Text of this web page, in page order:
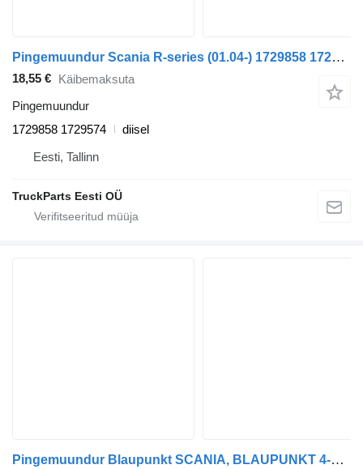
Pingemuundur Scania R-series (01.04-) 1729858 1729574 tüübi jaoks sadulveoki Scania P,G,R,T-series (2004-2017)
18,55 € Käibemaksuta
Pingemuundur
1729858 1729574
diisel
Eesti, Tallinn
TruckParts Eesti OÜ
Pingemuundur Blaupunkt SCANIA, BLAUPUNKT 4-series 124 (01.95-12.04) BP5304V 8558089 tüübi jaoks sadulveoki Scania 4-series (1995-2006)